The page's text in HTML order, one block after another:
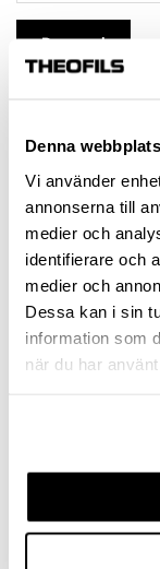
Denna
Vi använder
annonserna till
medier och
identifierare och
medier och
Dessa kan i sin
information som
när du har
Rensa val
Lägsta pris under de
Pris / 1 st: 27,50 kr
st
Snabba